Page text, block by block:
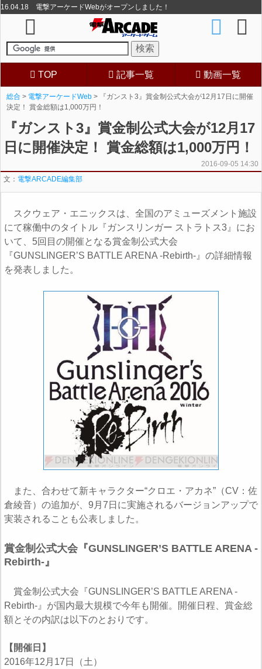
16.04.18 電撃アーケードWebがオープンしました！
TOP 記事一覧 動画一覧
総合 > 電撃アーケードWeb > 『ガンスト3』賞金制公式大会が12月17日に開催
決定！ 賞金総額は1,000万円！
『ガンスト3』賞金制公式大会が12月17
日に開催決定！ 賞金総額は1,000万円！
2016-09-05 14:30
文： 電撃ARCADE編集部
スクウェア・エニックスは、全国のアミューズメント施設
にて稼働中のタイトル『ガンスリンガー ストラトス3』にお
いて、5回目の開催となる賞金制公式大会
『GUNSLINGER’S BATTLE ARENA -Rebirth-』の詳細情報
を発表しました。
また、合わせて新キャラクター“クロエ・アカネ”（CV：佐
倉綾音）の追加が、9月7日に実施されるバージョンアップで
実装されることも公表しました。
賞金制公式大会『GUNSLINGER’S BATTLE ARENA -
Rebirth-』
賞金制公式大会『GUNSLINGER’S BATTLE ARENA -
Rebirth-』が国内最大規模で今年も開催。開催日程、賞金総
額とその内訳は以下のとおりです。
【開催日】
2016年12月17日（土）